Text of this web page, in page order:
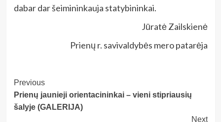
dabar dar šeimininkauja statybininkai.
Jūratė Zailskienė
Prienų r. savivaldybės mero patarėja
Post
Navigation
Previous
Prienų jaunieji orientacininkai – vieni stipriausių
šalyje (GALERIJA)
Next